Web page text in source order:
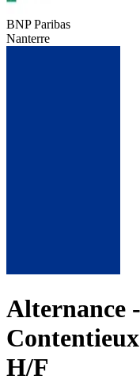
BNP Paribas
Nanterre
Alternance
H/F